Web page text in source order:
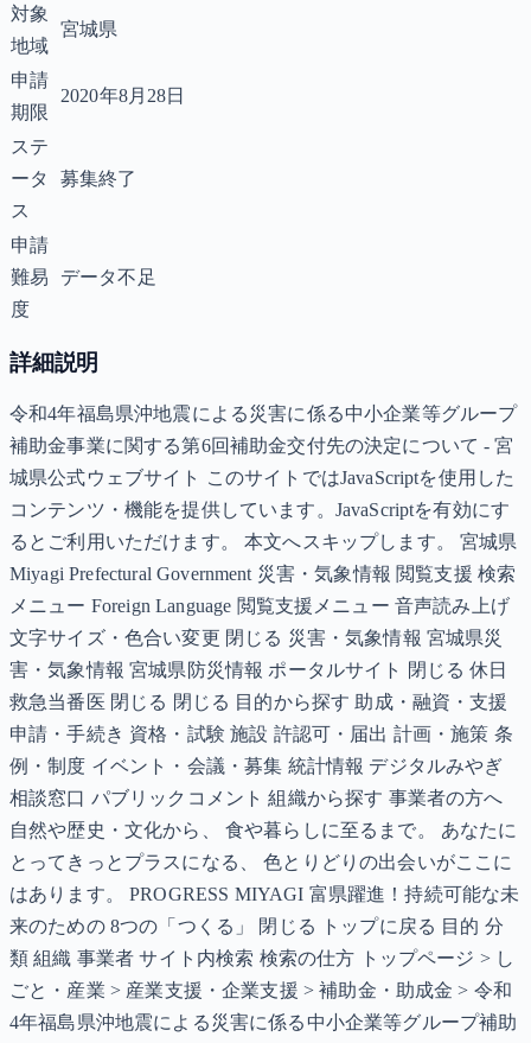
対象
地域
宮城県
申請
期限
2020年8月28日
ステ
ータ
ス
募集終了
申請
難易
度
データ不足
詳細説明
令和4年福島県沖地震による災害に係る中小企業等グループ
補助金事業に関する第6回補助金交付先の決定について - 宮
城県公式ウェブサイト このサイトではJavaScriptを使用した
コンテンツ・機能を提供しています。JavaScriptを有効にす
るとご利用いただけます。 本文へスキップします。 宮城県
Miyagi Prefectural Government 災害・気象情報 閲覧支援 検索
メニュー Foreign Language 閲覧支援メニュー 音声読み上げ
文字サイズ・色合い変更 閉じる 災害・気象情報 宮城県災
害・気象情報 宮城県防災情報 ポータルサイト 閉じる 休日
救急当番医 閉じる 閉じる 目的から探す 助成・融資・支援
申請・手続き 資格・試験 施設 許認可・届出 計画・施策 条
例・制度 イベント・会議・募集 統計情報 デジタルみやぎ
相談窓口 パブリックコメント 組織から探す 事業者の方へ
自然や歴史・文化から、 食や暮らしに至るまで。 あなたに
とってきっとプラスになる、 色とりどりの出会いがここに
はあります。 PROGRESS MIYAGI 富県躍進！持続可能な未
来のための 8つの「つくる」 閉じる トップに戻る 目的 分
類 組織 事業者 サイト内検索 検索の仕方 トップページ > し
ごと・産業 > 産業支援・企業支援 > 補助金・助成金 > 令和
4年福島県沖地震による災害に係る中小企業等グループ補助